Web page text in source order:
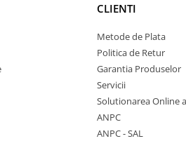
CLIENTI
Metode de Plata
Politica de Retur
Garantia Produselor
Servicii
Solutionarea Online
ANPC
ANPC - SAL